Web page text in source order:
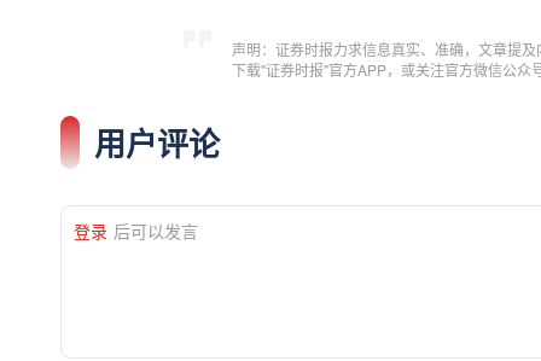
声明：证券时报力求信息真实、准确，文章提
下载"证券时报"官方APP，或关注官方微信公
用户评论
登录 后可以发言